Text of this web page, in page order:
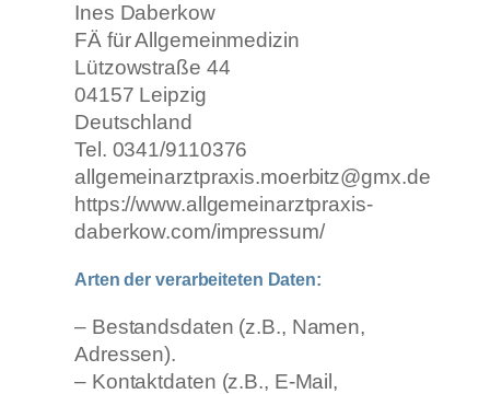
Ines Daberkow
FÄ für Allgemeinmedizin
Lützowstraße 44
04157 Leipzig
Deutschland
Tel. 0341/9110376
allgemeinarztpraxis.moerbitz@gmx.de
https://www.allgemeinarztpraxis-
daberkow.com/impressum/
Arten der verarbeiteten Daten:
– Bestandsdaten (z.B., Namen,
Adressen).
– Kontaktdaten (z.B., E-Mail,